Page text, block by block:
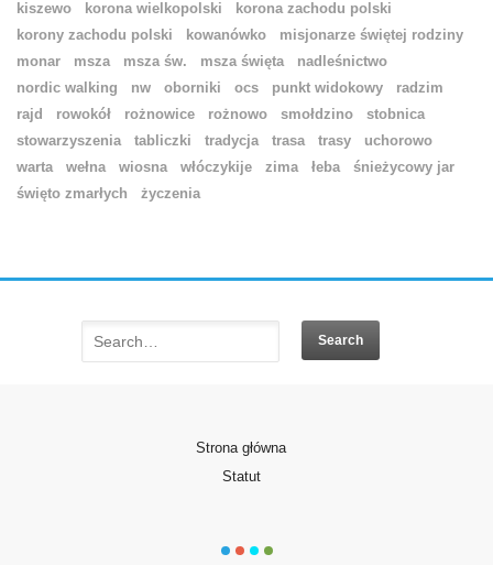
kiszewo
korona wielkopolski
korona zachodu polski
korony zachodu polski
kowanówko
misjonarze świętej rodziny
monar
msza msza św. msza święta
nadleśnictwo
nordic walking
nw oborniki ocs punkt widokowy
radzim
rajd
rowokół rożnowice rożnowo smołdzino
stobnica
stowarzyszenia
tabliczki tradycja trasa trasy
uchorowo
warta
wełna wiosna włóczykije zima łeba
śnieżycowy jar
święto zmarłych
życzenia
Strona główna
Statut